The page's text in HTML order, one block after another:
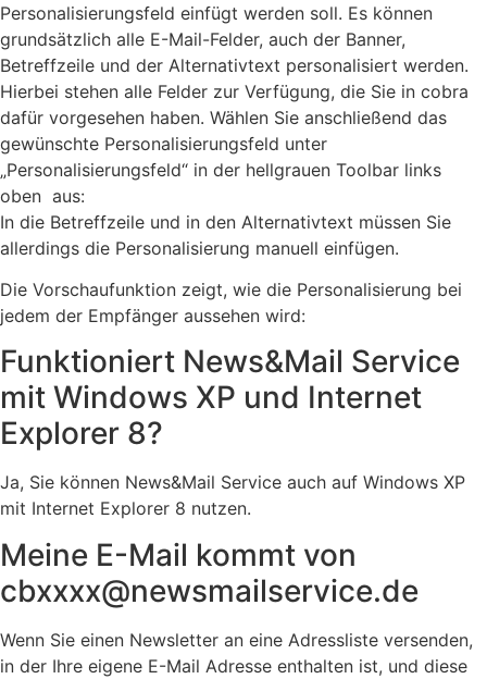
Personalisierungsfeld einfügt werden soll. Es können
grundsätzlich alle E-Mail-Felder, auch der Banner,
Betreffzeile und der Alternativtext personalisiert werden.
Hierbei stehen alle Felder zur Verfügung, die Sie in cobra
dafür vorgesehen haben. Wählen Sie anschließend das
gewünschte Personalisierungsfeld unter
„Personalisierungsfeld“ in der hellgrauen Toolbar links
oben aus:
In die Betreffzeile und in den Alternativtext müssen Sie
allerdings die Personalisierung manuell einfügen.
Die Vorschaufunktion zeigt, wie die Personalisierung bei
jedem der Empfänger aussehen wird:
Funktioniert News&Mail Service
mit Windows XP und Internet
Explorer 8?
Ja, Sie können News&Mail Service auch auf Windows XP
mit Internet Explorer 8 nutzen.
Meine E-Mail kommt von
cbxxxx@newsmailservice.de
Wenn Sie einen Newsletter an eine Adressliste versenden,
in der Ihre eigene E-Mail Adresse enthalten ist, und diese